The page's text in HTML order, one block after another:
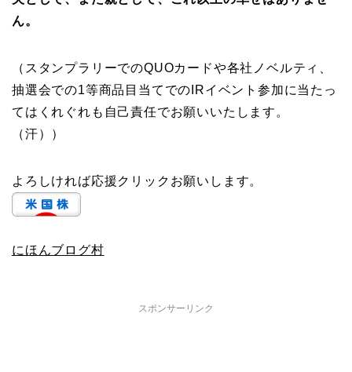
ん。
（スタンプラリーでのQUOカードや各社ノベルティ、
抽選会での1等商品目当てでのIRイベント参加に当たっ
てはくれぐれも自己責任でお願いいたします。
（汗））
よろしければ応援クリックお願いします。
にほんブログ村
スポンサーリンク